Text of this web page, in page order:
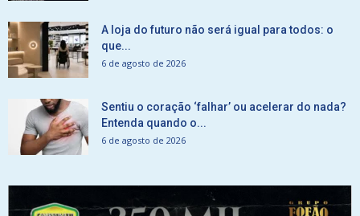
A loja do futuro não será igual para todos: o
que...
6 de agosto de 2026
Sentiu o coração ‘falhar’ ou acelerar do nada?
Entenda quando o...
6 de agosto de 2026